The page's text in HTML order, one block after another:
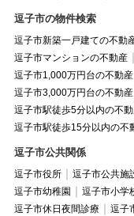
逗子市の物件検索
逗子市新築一戸建ての不動
逗子市マンションの不動産
逗子市1,000万円台の不動産
逗子市3,000万円台の不動産
逗子市駅徒歩5分以内の不
逗子市駅徒歩15分以内の不
逗子市公共関係
逗子市役所 逗子市公共施
逗子市幼稚園
逗子市小学
逗子市休日夜間診療
逗子